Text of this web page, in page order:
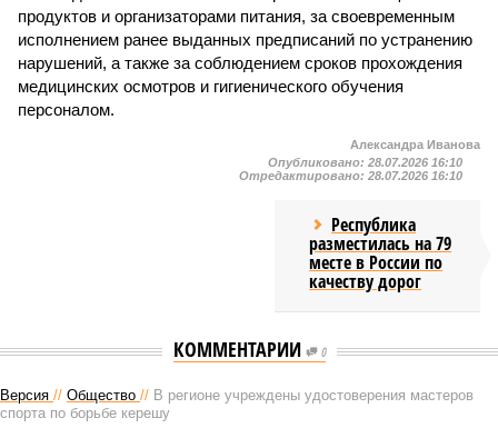
продуктов и организаторами питания, за своевременным
исполнением ранее выданных предписаний по устранению
нарушений, а также за соблюдением сроков прохождения
медицинских осмотров и гигиенического обучения
персоналом.
Александра Иванова
Опубликовано: 28.07.2026 16:10
Отредактировано: 28.07.2026 16:10
Республика
разместилась на 79
месте в России по
качеству дорог
КОММЕНТАРИИ 0
Версия // Общество // В регионе учреждены удостоверения мастеров
спорта по борьбе керешу